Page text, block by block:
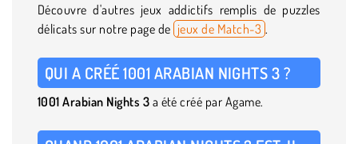
Découvre d'autres jeux addictifs remplis de puzzles
délicats sur notre page de jeux de Match-3 .
QUI A CRÉÉ 1001 ARABIAN NIGHTS 3 ?
1001 Arabian Nights 3 a été créé par Agame.